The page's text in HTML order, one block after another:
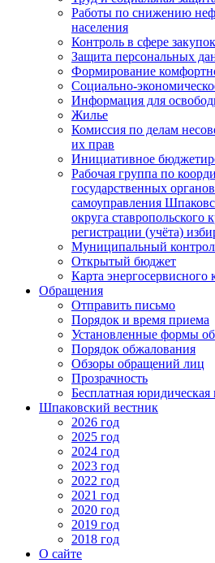
Работы по снижению
населения
Контроль в сфере закупок
Защита персональных
Формирование
Социально-
Информация для
Жилье
Комиссия по делам
их прав
Инициативное
Рабочая группа по
государственных
самоуправления
округа ставропольского
регистрации (учёта)
Муниципальный
Открытый бюджет
Карта энергосервисного
Обращения
Отправить письмо
Порядок и время приема
Установленные формы
Порядок обжалования
Обзоры обращений лиц
Прозрачность
Бесплатная
Шпаковский вестник
2026 год
2025 год
2024 год
2023 год
2022 год
2021 год
2020 год
2019 год
2018 год
О сайте